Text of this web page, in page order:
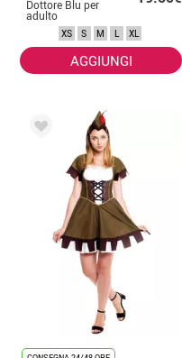
Dottore Blu per
adulto
XS S M L XL
AGGIUNGI